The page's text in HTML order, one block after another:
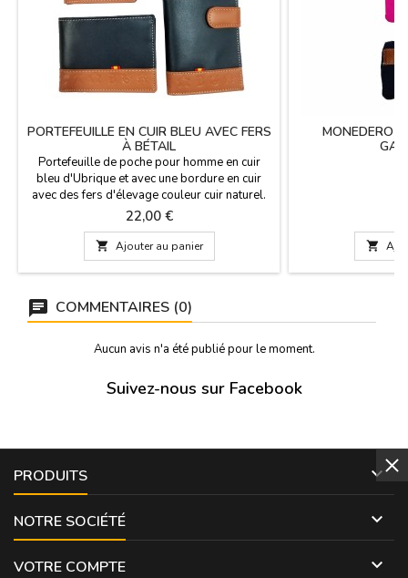
PORTEFEUILLE EN CUIR BLEU AVEC FERS
À BÉTAIL
Portefeuille de poche pour homme en cuir
bleu d'Ubrique et avec une bordure en cuir
avec des fers d'élevage couleur cuir naturel.
Portefeuille, documentation (identité et
conduite) 7 porte-cartes. Fabriqué en
Espagne. Dimensions : Vertical avec et sans
fermeture : 11 cm x 8 cm
Horizontale avec et sans fermeture : 10,5 cm.
Prix
22,00 €
 Ajouter au panier
MONEDERO

COMMENTAIRES (0)
Aucun avis n'a été publié pour le moment.
Suivez-nous sur Facebook
PRODUITS 
NOTRE SOCIÉTÉ 
VOTRE COMPTE 